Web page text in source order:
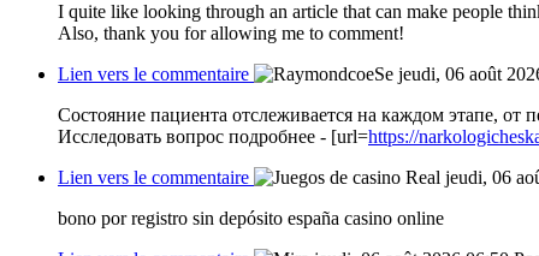
I quite like looking through an article that can make people
Also, thank you for allowing me to comment!
Lien vers le commentaire
jeudi, 06 août
Состояние пациента отслеживается на каждом этапе,
Исследовать вопрос подробнее - [url=https://
Lien vers le commentaire
jeudi, 06
bono por registro sin depósito españa casino online